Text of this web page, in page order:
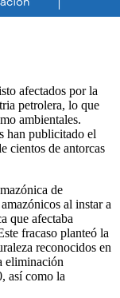
afectados por la
petrolera, lo que
ambientales.
han publicitado el
cientos de antorcas
de
al instar a
que afectaba
fracaso planteó la
reconocidos en
eliminación
así como la